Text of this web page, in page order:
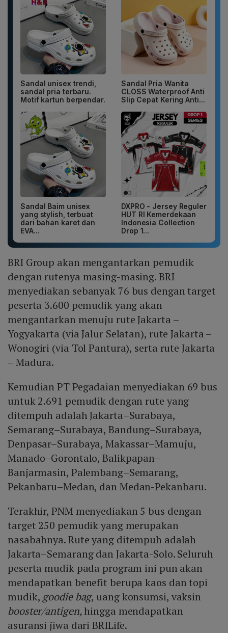
Sandal unisex trendi,
sandal pria terbaru.
Motif kartun berpendar.
Sandal Pria Wanita
CLOSS Waterproof Anti
Slip Cepat Kering Anti...
Sandal Baim unisex
yang stylish, terbuat
dari bahan karet dan
EVA...
DXPRO - Jersey Reguler
HUT RI Kemerdekaan
Indonesia Collection
Drop 1...
BRI Group akan mengantarkan pemudik
dengan rutenya masing-masing. BRI
menyediakan sebanyak 76 bus dengan target
peserta 3.600 pemudik yang akan
mengantarkan menuju rute Jakarta –
Yogyakarta (via Jalur Selatan), rute Jakarta –
Wonogiri (via Tol Pantura), serta rute Jakarta
– Madura.
Kemudian PT Pegadaian menyediakan 69 bus
untuk 2.691 pemudik dengan rute yang
ditempuh adalah Jakarta–Surabaya,
Semarang–Surabaya, Bandung–Surabaya,
Denpasar–Surabaya, Makassar–Mamuju,
Manado–Gorontalo, Balikpapan–
Banjarmasin, Palembang–Semarang,
Pekanbaru–Medan, dan Medan-Pekanbaru.
Terakhir, PNM menyediakan 5 bus dengan
target 250 pemudik yang merupakan
nasabahnya. Rute yang ditempuh adalah
Jakarta–Semarang dan Jakarta-Solo. Seluruh
peserta mudik pada program ini pun akan
mendapatkan benefit berupa kaos dan topi
mudik, goodie bag, uang konsumsi, vaksin
booster/antigen,hingga mendapatkan
asuransi jiwa dari BRILife.